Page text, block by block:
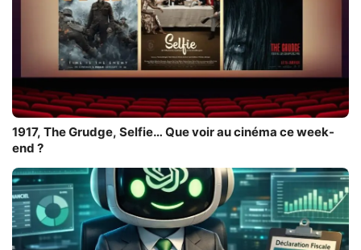
1917, The Grudge, Selfie… Que voir au cinéma ce week-
end ?